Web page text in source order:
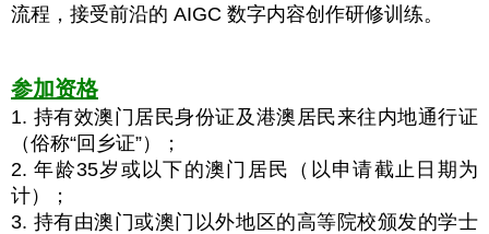
流程，接受前沿的 AIGC 数字内容创作研修训练。
参加资格
1. 持有效澳门居民身份证及港澳居民来往内地通行证
（俗称“回乡证”）；
2. 年龄35岁或以下的澳门居民（以申请截止日期为
计）；
3. 持有由澳门或澳门以外地区的高等院校颁发的学士